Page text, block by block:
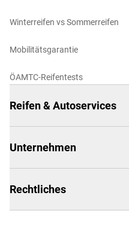
Winterreifen vs Sommerreifen
Mobilitätsgarantie
ÖAMTC-Reifentests
Reifen & Autoservices
Unternehmen
Rechtliches